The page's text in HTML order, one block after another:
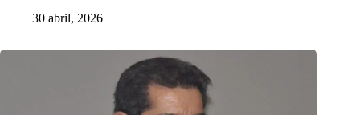
30 abril, 2026